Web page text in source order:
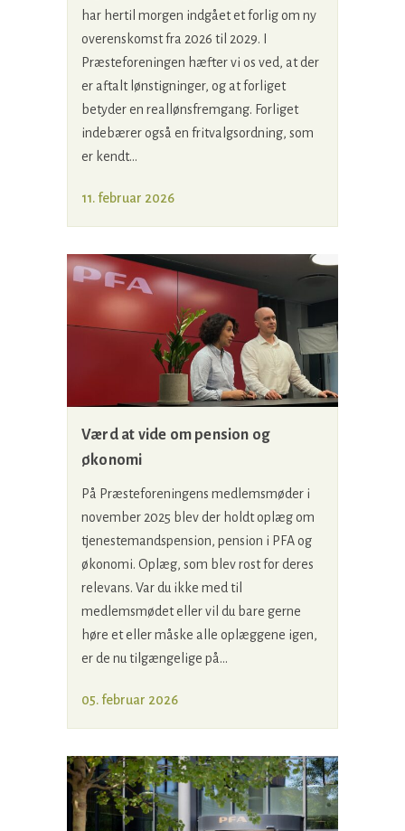
har hertil morgen indgået et forlig om ny
overenskomst fra 2026 til 2029. I
Præsteforeningen hæfter vi os ved, at der
er aftalt lønstigninger, og at forliget
betyder en reallønsfremgang. Forliget
indebærer også en fritvalgsordning, som
er kendt...
11. februar 2026
Værd at vide om pension og
økonomi
På Præsteforeningens medlemsmøder i
november 2025 blev der holdt oplæg om
tjenestemandspension, pension i PFA og
økonomi. Oplæg, som blev rost for deres
relevans. Var du ikke med til
medlemsmødet eller vil du bare gerne
høre et eller måske alle oplæggene igen,
er de nu tilgængelige på...
05. februar 2026